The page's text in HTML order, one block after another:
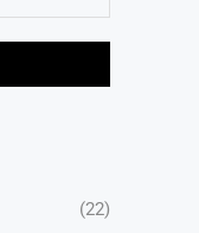
(22)